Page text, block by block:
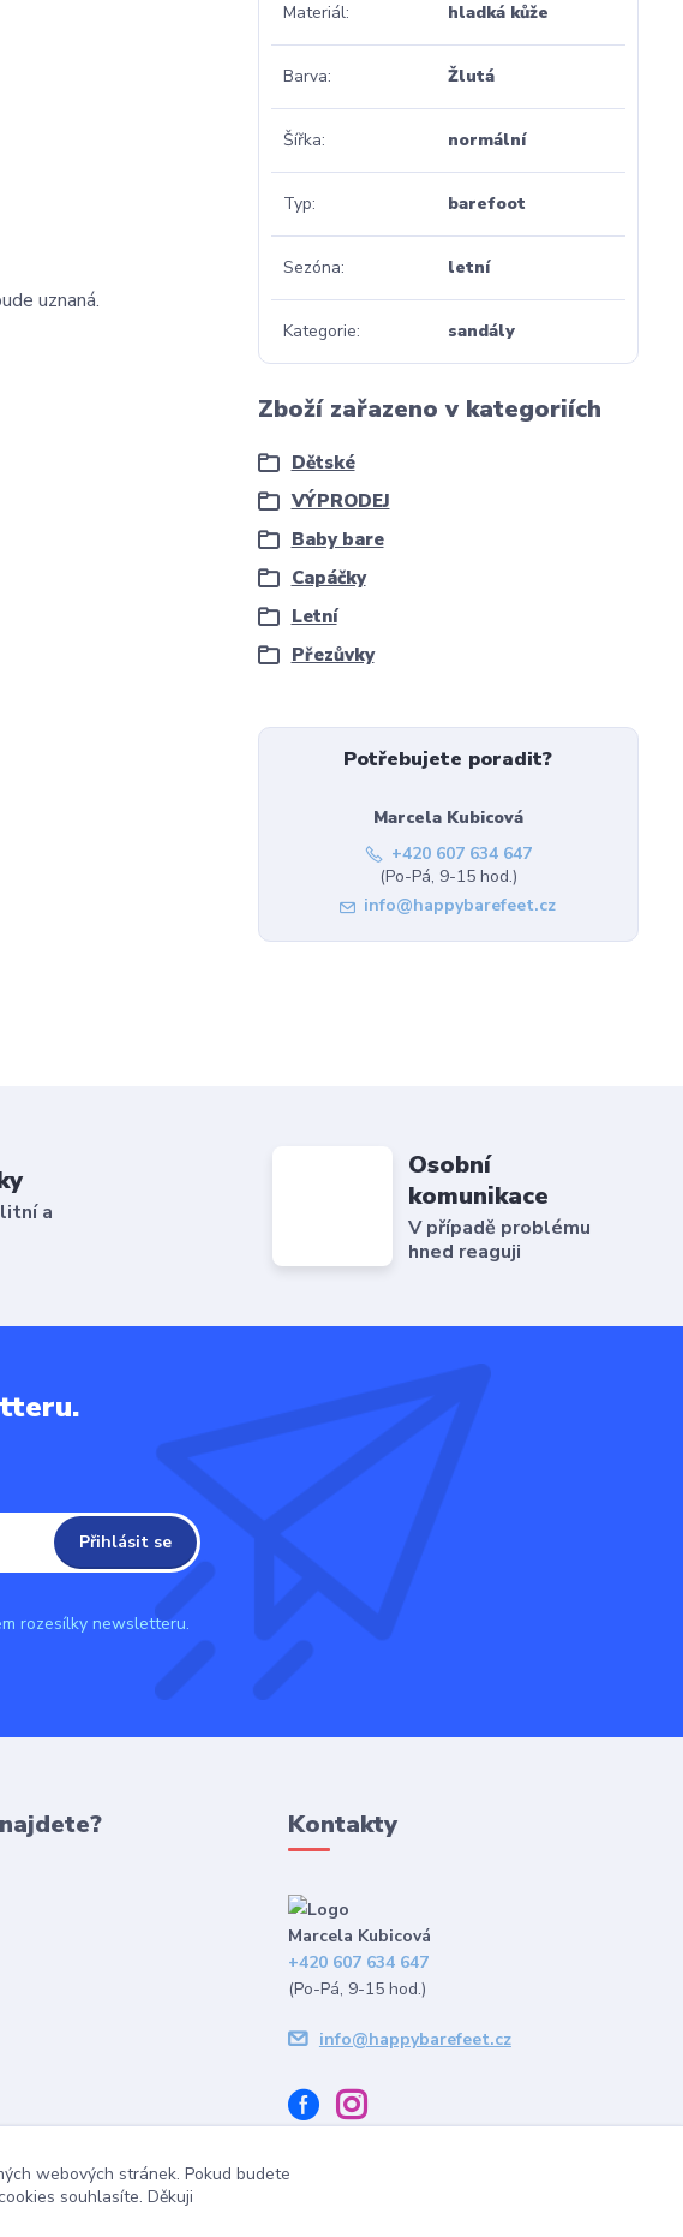
uznaná.
Materiál hladká kůže
Barva Žlutá
Šířka normální
Typ barefoot
Sezóna letní
Kategorie sandály
Zboží zařazeno v kategoriích
Dětské
VÝPRODEJ
Baby bare
Capáčky
Letní
Přezůvky
Potřebujete poradit?
Marcela Kubicová
+420 607 634 647
(Po-Pá, 9-15 hod.)
info@happybarefeet.cz
a
Osobní
komunikace
V případě problému
hned reaguji
Přihlásit se
rozesílky newsletteru.
Kontakty
Marcela Kubicová
+420 607 634 647
(Po-Pá, 9-15 hod.)
info@happybarefeet.cz
webových stránek. Pokud budete
souhlasíte. Děkuji